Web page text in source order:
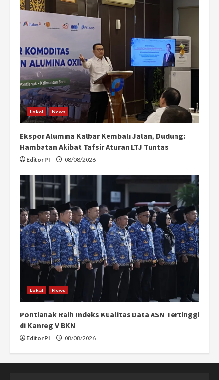
Lokal News
Ekspor Alumina Kalbar Kembali Jalan, Dudung:
Hambatan Akibat Tafsir Aturan LTJ Tuntas
Editor PI 08/08/2026
Lokal News
Pontianak Raih Indeks Kualitas Data ASN Tertinggi
di Kanreg V BKN
Editor PI 08/08/2026